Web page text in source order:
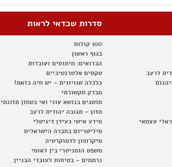
לרעב
עצמאי
סדרות שכדאי לראות
100 קולות
בגוף ראשון
הבדואים: מיתוסים ועובדות
טקסים אלטרנטיביים
כלכלה שוויונית – יש חיה כזאת!
מבדק תקשורתי
מושגים בנושא עוני ואי בטחון תזונתי
מזון – תגובה יהודית לרעב
מידע אישי בעידן דיגיטלי
מיליטריזם בחברה הישראלית
מיקרופון לדמוקרטיה
משפט הומניטרי בין לאומי
נרתמים – בטיחות לעובדי הבניין